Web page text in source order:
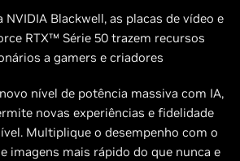
Blackwell, as placas de vídeo e
RTX™ Série 50 trazem recursos
a gamers e criadores
nível de potência massiva com IA,
novas experiências e fidelidade
Multiplique o desempenho com o
imagens mais rápido do que nunca e